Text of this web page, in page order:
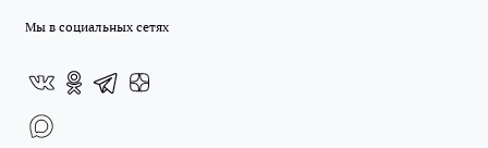
Мы в социальных сетях